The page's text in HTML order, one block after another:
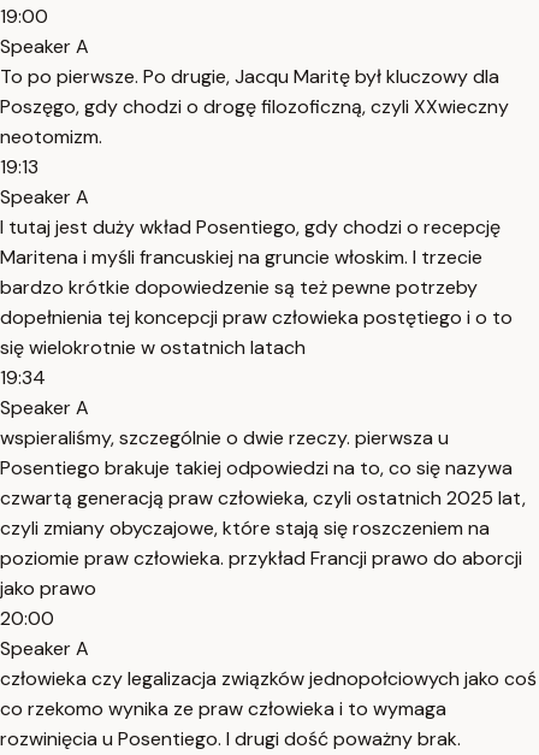
19:00
Speaker A
To po pierwsze. Po drugie, Jacqu Maritę był kluczowy dla
Poszęgo, gdy chodzi o drogę filozoficzną, czyli XXwieczny
neotomizm.
19:13
Speaker A
I tutaj jest duży wkład Posentiego, gdy chodzi o recepcję
Maritena i myśli francuskiej na gruncie włoskim. I trzecie
bardzo krótkie dopowiedzenie są też pewne potrzeby
dopełnienia tej koncepcji praw człowieka postętiego i o to
się wielokrotnie w ostatnich latach
19:34
Speaker A
wspieraliśmy, szczególnie o dwie rzeczy. pierwsza u
Posentiego brakuje takiej odpowiedzi na to, co się nazywa
czwartą generacją praw człowieka, czyli ostatnich 2025 lat,
czyli zmiany obyczajowe, które stają się roszczeniem na
poziomie praw człowieka. przykład Francji prawo do aborcji
jako prawo
20:00
Speaker A
człowieka czy legalizacja związków jednopołciowych jako coś
co rzekomo wynika ze praw człowieka i to wymaga
rozwinięcia u Posentiego. I drugi dość poważny brak.